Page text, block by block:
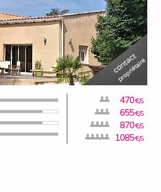
470€/S
655€/S
870€/S
1085€/S